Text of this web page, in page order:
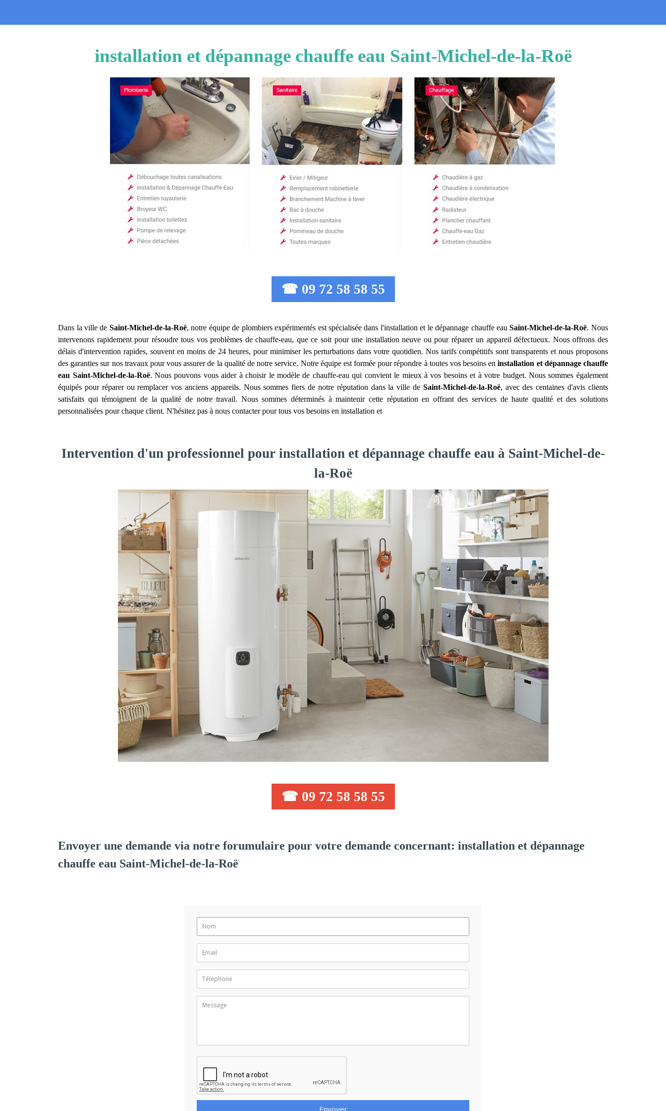
installation et dépannage chauffe eau Saint-Michel-de-la-Roë
☎ 09 72 58 58 55
Dans la ville de Saint-Michel-de-la-Roë, notre équipe de plombiers expérimentés est spécialisée dans l'installation et le dépannage chauffe eauSaint-Michel-de-la-Roë. Nous
intervenons rapidement pour résoudre tous vos problèmes de chauffe-eau, que ce soit pour une installation neuve ou pour réparer un appareil défectueux. Nous offrons des
délais d'intervention rapides, souvent en moins de 24 heures, pour minimiser les perturbations dans votre quotidien. Nos tarifs compétitifs sont transparents et nous proposons
des garanties sur nos travaux pour vous assurer de la qualité de notre service. Notre équipe est formée pour répondre à toutes vos besoins eninstallation et dépannage chauffe
eau Saint-Michel-de-la-Roë. Nous pouvons vous aider à choisir le modèle de chauffe-eau qui convient le mieux à vos besoins et à votre budget. Nous sommes également
équipés pour réparer ou remplacer vos anciens appareils. Nous sommes fiers de notre réputation dans la ville de Saint-Michel-de-la-Roë, avec des centaines d'avis clients
satisfaits qui témoignent de la qualité de notre travail. Nous sommes déterminés à maintenir cette réputation en offrant des services de haute qualité et des solutions
personnalisées pour chaque client. N'hésitez pas à nous contacter pour tous vos besoins en installation et
Intervention d'un professionnel pour installation et dépannage chauffe eau à Saint-Michel-de-
la-Roë
☎ 09 72 58 58 55
Envoyer une demande via notre forumulaire pour votre demande concernant: installation et dépannage
chauffe eau Saint-Michel-de-la-Roë